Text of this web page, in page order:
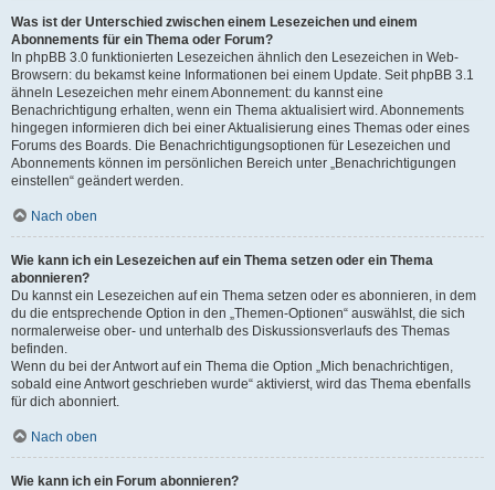
Was ist der Unterschied zwischen einem Lesezeichen und einem
Abonnements für ein Thema oder Forum?
In phpBB 3.0 funktionierten Lesezeichen ähnlich den Lesezeichen in Web-
Browsern: du bekamst keine Informationen bei einem Update. Seit phpBB 3.1
ähneln Lesezeichen mehr einem Abonnement: du kannst eine
Benachrichtigung erhalten, wenn ein Thema aktualisiert wird. Abonnements
hingegen informieren dich bei einer Aktualisierung eines Themas oder eines
Forums des Boards. Die Benachrichtigungsoptionen für Lesezeichen und
Abonnements können im persönlichen Bereich unter „Benachrichtigungen
einstellen“ geändert werden.
Nach oben
Wie kann ich ein Lesezeichen auf ein Thema setzen oder ein Thema
abonnieren?
Du kannst ein Lesezeichen auf ein Thema setzen oder es abonnieren, in dem
du die entsprechende Option in den „Themen-Optionen“ auswählst, die sich
normalerweise ober- und unterhalb des Diskussionsverlaufs des Themas
befinden.
Wenn du bei der Antwort auf ein Thema die Option „Mich benachrichtigen,
sobald eine Antwort geschrieben wurde“ aktivierst, wird das Thema ebenfalls
für dich abonniert.
Nach oben
Wie kann ich ein Forum abonnieren?